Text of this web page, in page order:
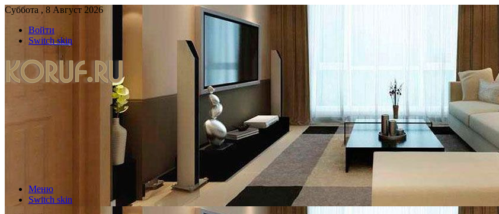
Суббота , 8 Август 2026
Войти
Switch skin
Меню
Switch skin